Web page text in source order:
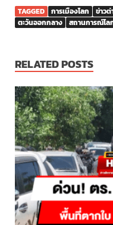
TAGGED การเมืองโลก ข่าวต่
ตะวันออกกลาง
สถานการณ์โล
RELATED POSTS